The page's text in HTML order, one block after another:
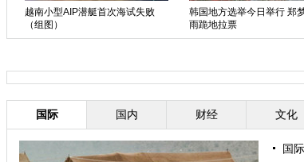
越南小型AIP潜艇首次海试失败
（组图）
韩国地方选举今日举行 郑
雨跪地拉票
国际 国内 财经 文化
国